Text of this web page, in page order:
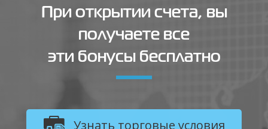
При открытии счета, вы
получаете все
эти бонусы бесплатно
Узнать торговые условия